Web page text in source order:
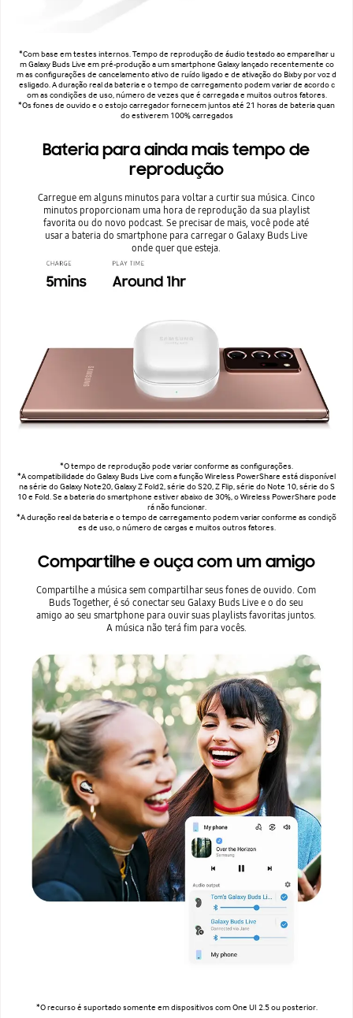
*Com base em testes internos. Tempo de reprodução de áudio testado ao emparelhar u
m Galaxy Buds Live em pré-produção a um smartphone Galaxy lançado recentemente co
m as configurações de cancelamento ativo de ruído ligado e de ativação do Bixby por voz d
esligado. A duração real da bateria e o tempo de carregamento podem variar de acordo c
om as condições de uso, número de vezes que é carregada e muitos outros fatores.
*Os fones de ouvido e o estojo carregador fornecem juntos até 21 horas de bateria quan
do estiverem 100% carregados
Bateria para ainda mais tempo de
reprodução
Carregue em alguns minutos para voltar a curtir sua música. Cinco
minutos proporcionam uma hora de reprodução da sua playlist
favorita ou do novo podcast. Se precisar de mais, você pode até
usar a bateria do smartphone para carregar o Galaxy Buds Live
onde quer que esteja.
*O tempo de reprodução pode variar conforme as configurações.
*A compatibilidade do Galaxy Buds Live com a função Wireless PowerShare está disponível
na série do Galaxy Note20, Galaxy Z Fold2, série do S20, Z Flip, série do Note 10, série do S
10 e Fold. Se a bateria do smartphone estiver abaixo de 30%, o Wireless PowerShare pode
rá não funcionar.
*A duração real da bateria e o tempo de carregamento podem variar conforme as condiçõ
es de uso, o número de cargas e muitos outros fatores.
Compartilhe e ouça com um amigo
Compartilhe a música sem compartilhar seus fones de ouvido. Com
Buds Together, é só conectar seu Galaxy Buds Live e o do seu
amigo ao seu smartphone para ouvir suas playlists favoritas juntos.
A música não terá fim para vocês.
*O recurso é suportado somente em dispositivos com One UI 2.5 ou posterior.